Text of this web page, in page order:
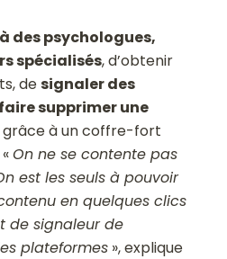
des psychologues,
spécialisés, d’obtenir
designaler des
faire supprimer une
grâce à un coffre-fort
«On ne se contente pas
est les seuls à pouvoir
en quelques clics
de signaleur de
plateformes », explique